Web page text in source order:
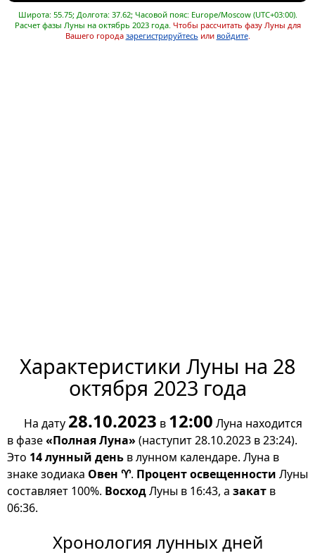
Широта: 55.75; Долгота: 37.62; Часовой пояс: Europe/Moscow (UTC+03:00).
Расчет фазы Луны на октябрь 2023 года. Чтобы рассчитать фазу Луны для
Вашего города зарегистрируйтесь или войдите.
Характеристики Луны на 28
октября 2023 года
На дату 28.10.2023 в 12:00 Луна находится
в фазе«Полная Луна»(наступит 28.10.2023 в 23:24).
Это 14 лунный день в лунном календаре. Луна в
знаке зодиака Овен ♈. Процент освещенности Луны
составляет 100%. ВосходЛуны в 16:43, а закат в
06:36.
Хронология лунных дней